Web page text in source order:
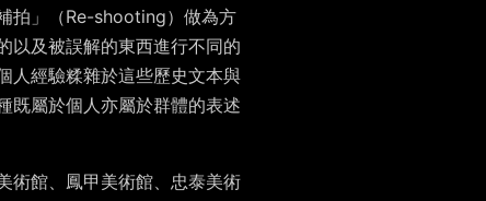
拍」（Re-shooting）做為方
以及被誤解的東西進行不同的
人經驗糅雜於這些歷史文本與
既屬於個人亦屬於群體的表述
術館、鳳甲美術館、忠泰美術